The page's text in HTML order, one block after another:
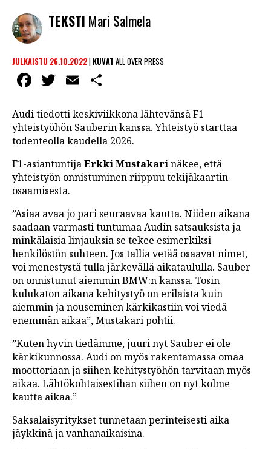
TEKSTI Mari Salmela
JULKAISTU 26.10.2022| KUVAT ALL OVER PRESS
Facebook
Twitter
Email
Audi tiedotti keskiviikkona lähtevänsä F1-
yhteistyöhön Sauberin kanssa. Yhteistyö starttaa
todenteolla kaudella 2026.
F1-asiantuntijaErkki Mustakarinäkee, että
yhteistyön onnistuminen riippuu tekijäkaartin
osaamisesta.
”Asiaa avaa jo pari seuraavaa kautta. Niiden aikana
saadaan varmasti tuntumaa Audin satsauksista ja
minkälaisia linjauksia se tekee esimerkiksi
henkilöstön suhteen. Jos tallia vetää osaavat nimet,
voi menestystä tulla järkevällä aikataululla. Sauber
on onnistunut aiemmin BMW:n kanssa. Tosin
kulukaton aikana kehitystyö on erilaista kuin
aiemmin ja nouseminen kärkikastiin voi viedä
enemmän aikaa”, Mustakari pohtii.
”Kuten hyvin tiedämme, juuri nyt Sauber ei ole
kärkikunnossa. Audi on myös rakentamassa omaa
moottoriaan ja siihen kehitystyöhön tarvitaan myös
aikaa. Lähtökohtaisestihan siihen on nyt kolme
kautta aikaa.”
Saksalaisyritykset tunnetaan perinteisesti aika
jäykkinä ja vanhanaikaisina.